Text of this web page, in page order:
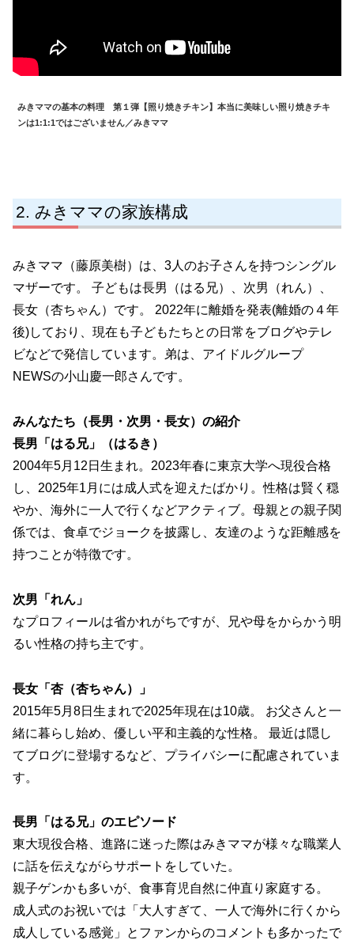
みきママの基本の料理 第１弾【照り焼きチキン】本当に美味しい照り焼きチキ
ンは1:1:1ではございません／みきママ
みきママの家族構成
みきママ（藤原美樹）は、3人のお子さんを持つシングル
マザーです。 子どもは長男（はる兄）、次男（れん）、
長女（杏ちゃん）です。 2022年に離婚を発表(離婚の４年
後)しており、現在も子どもたちとの日常をブログやテレ
ビなどで発信しています。弟は、アイドルグループ
NEWSの小山慶一郎さんです。
みんなたち（長男・次男・長女）の紹介
長男「はる兄」（はるき）
2004年5月12日生まれ。2023年春に東京大学へ現役合格
し、2025年1月には成人式を迎えたばかり。性格は賢く穏
やか、海外に一人で行くなどアクティブ。母親との親子関
係では、食卓でジョークを披露し、友達のような距離感を
持つことが特徴です。
次男「れん」
なプロフィールは省かれがちですが、兄や母をからかう明
るい性格の持ち主です。
長女「杏（杏ちゃん）」
2015年5月8日生まれで2025年現在は10歳。 お父さんと一
緒に暮らし始め、優しい平和主義的な性格。 最近は隠し
てブログに登場するなど、プライバシーに配慮されていま
す。
長男「はる兄」のエピソード
東大現役合格、進路に迷った際はみきママが様々な職業人
に話を伝えながらサポートをしていた。
親子ゲンかも多いが、食事育児自然に仲直り家庭する。
成人式のお祝いでは「大人すぎて、一人で海外に行くから
成人している感覚」とファンからのコメントも多かったで